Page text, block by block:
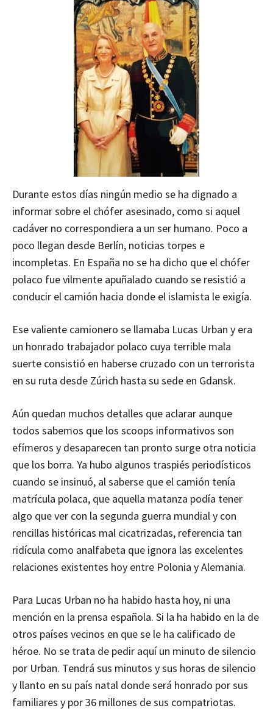
Durante estos días ningún medio se ha dignado a
informar sobre el chófer asesinado, como si aquel
cadáver no correspondiera a un ser humano. Poco a
poco llegan desde Berlín, noticias torpes e
incompletas. En España no se ha dicho que el chófer
polaco fue vilmente apuñalado cuando se resistió a
conducir el camión hacia donde el islamista le exigía.
Ese valiente camionero se llamaba Lucas Urban y era
un honrado trabajador polaco cuya terrible mala
suerte consistió en haberse cruzado con un terrorista
en su ruta desde Zúrich hasta su sede en Gdansk.
Aún quedan muchos detalles que aclarar aunque
todos sabemos que los scoops informativos son
efímeros y desaparecen tan pronto surge otra noticia
que los borra. Ya hubo algunos traspiés periodísticos
cuando se insinuó, al saberse que el camión tenía
matrícula polaca, que aquella matanza podía tener
algo que ver con la segunda guerra mundial y con
rencillas históricas mal cicatrizadas, referencia tan
ridícula como analfabeta que ignora las excelentes
relaciones existentes hoy entre Polonia y Alemania.
Para Lucas Urban no ha habido hasta hoy, ni una
mención en la prensa española. Si la ha habido en la de
otros países vecinos en que se le ha calificado de
héroe. No se trata de pedir aquí un minuto de silencio
por Urban. Tendrá sus minutos y sus horas de silencio
y llanto en su país natal donde será honrado por sus
familiares y por 36 millones de sus compatriotas.